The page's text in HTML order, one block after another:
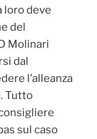
loro deve
del
Molinari
dal
l’alleanza
Tutto
sul caso